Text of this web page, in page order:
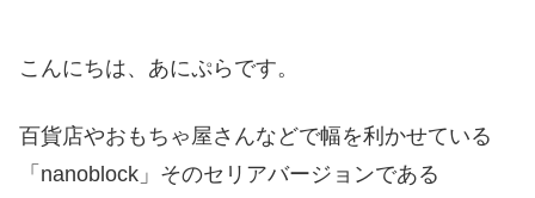
こんにちは、あにぷらです。
百貨店やおもちゃ屋さんなどで幅を利かせている
「nanoblock」そのセリアバージョンである